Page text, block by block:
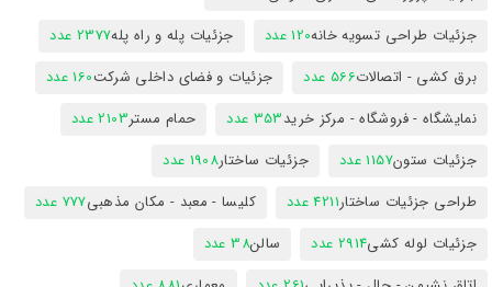
جزئیات طراحی تسویه خانه120 عدد جزئیات پله و راه پله2377 عدد
برق کشی - اتصالات566 عدد جزئیات و فضای داخلی شرکت160 عدد
نمایشگاه - فروشگاه - مرکز خرید353 عدد حمام مستر2103 عدد
جزئیات ستون1157 عدد جزئیات ساختار1908 عدد
طراحی جزئیات ساختار4211 عدد کلیسا - معبد - مکان مذهبی777 عدد
جزئیات لوله کشی2914 عدد سالن38 عدد